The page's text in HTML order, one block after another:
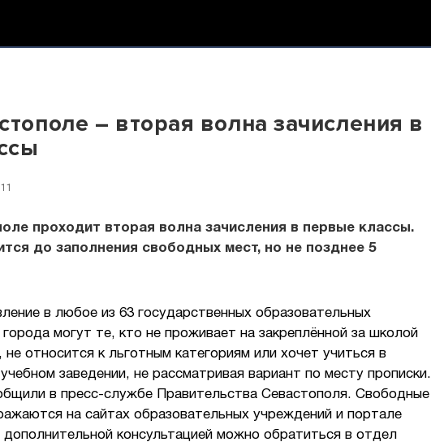
– вторая волна зачисления в
проходит вторая волна зачисления в первые классы.
до заполнения свободных мест, но не позднее 5
в любое из 63 государственных образовательных
могут те, кто не проживает на закреплённой за школой
не относится к льготным категориям или хочет учиться в
заведении, не рассматривая вариант по месту прописки.
в пресс-службе Правительства Севастополя. Свободные
на сайтах образовательных учреждений и портале
дополнительной консультацией можно обратиться в отдел